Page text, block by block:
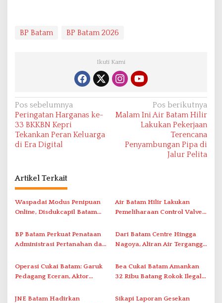
BP Batam BP Batam 2026
Ikuti Kami
N
a
v
i
a
s
i
p
o
s
Pos sebelumnya
Peringatan Harganas ke-
33 BKKBN Kepri
Tekankan Peran Keluarga
di Era Digital
Pos berikutnya
Malam Ini Air Batam Hilir
Lakukan Pekerjaan
Terencana
Penyambungan Pipa di
Jalur Pelita
Artikel Terkait
Waspadai Modus Penipuan
Online, Disdukcapil Batam
Tatap Muka
Air Batam Hilir Lakukan
Pemeliharaan Control Valve,
BP Batam Perkuat Penataan
Administrasi Pertanahan dan
Dari Batam Centre Hingga
Nagoya, Aliran Air Terganggu
Duriangkang
Operasi Cukai Batam: Garuk
Pedagang Eceran, Aktor
Tersentuh?
Bea Cukai Batam Amankan
32 Ribu Batang Rokok Ilegal
JNE Batam Hadirkan
Sikapi Laporan Gesekan